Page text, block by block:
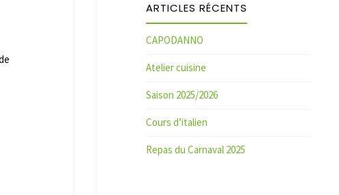
ARTICLES RÉCENTS
CAPODANNO
Atelier cuisine
Saison 2025/2026
Cours d’italien
Repas du Carnaval 2025